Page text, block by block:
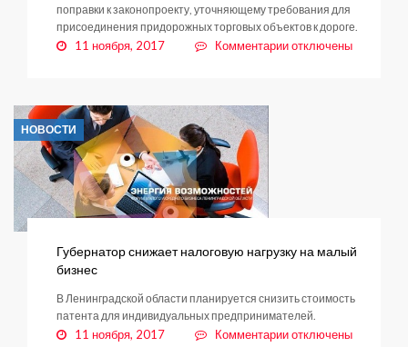
поправки к законопроекту, уточняющему требования для
присоединения придорожных торговых объектов к дороге.
11 ноября, 2017 Комментариикотключены
НОВОСТИ
Губернатор снижает налоговую нагрузку на малый
бизнес
В Ленинградской области планируется снизить стоимость
патента для индивидуальных предпринимателей.
11 ноября, 2017 Комментариикотключены